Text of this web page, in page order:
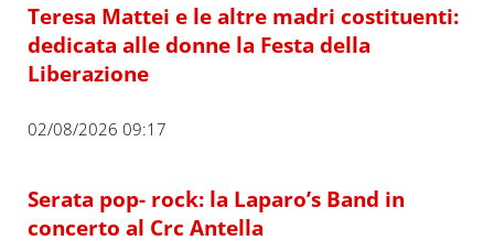
Teresa Mattei e le altre madri costituenti:
dedicata alle donne la Festa della
Liberazione
02/08/2026 09:17
Serata pop- rock: la Laparo’s Band in
concerto al Crc Antella